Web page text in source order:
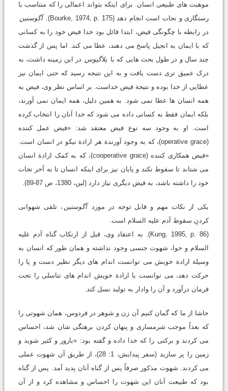
موهبت های طبیعی انسان. برای اینکه بتواند اعمالی را که متناسب با
رستگاری و نجات است انجام دهد (Bourke, 1974, p. 175).
آگوستین
در رابطه با چگونگی فیض، ابتدا قائل بود خدا فیض خود را به کسانی
که با ایمان به انجیل پاسخ می دهند، عطا می کند. اما پس از گذشت
چند سال و در طول بحث هایی که با پلاگیوس در این زمینه داشت، به
درک عمیق تری دست یافت و به این نتیجه رسید که حتی ایمان نیز
عطایی از خدا بوده و نتیجة فیض خداست. بر اساس نظر وی، فیض به
همه انسان ها عطا نمی شود. به همین دلیل، همه ایمان نمی آورند،
بلکه ایمان فقط به کسانی داده می شود که خدا آنان را انتخاب کرده
است. او به وجود سه نوع فیض معتقد شد: «فیض عمل کننده
(operative grace)، که به وجود آورندة هر ارادة نیکو در انسان است.
«فیض همکاری کننده (cooperative grace)، که به کمک ارادة انسان
می شتابد تا سقوط نکند و پایان نیز برای اینکه انسان تا به آخر نجات
خود را داشته باشد، به فیض دیگری نیاز دارد (لین، 1380، ص 87-89).
یکی از نکات مهم و قابل توجه در مورد آگوستین ، تلقی شهوانی
کردنِ سقوط آدم علیه السلام است.
(Kung, 1995, p. 86). به اعتقاد وی، قبل از ارتکاب گناه آدم علیه
السلام و حوا، شهوت جنسی وجود نداشته و همان طور که انسان به
وسیلة ارادة خویش می توانست اندام های دیگر نظیر دست و پا را
حرکت دهد، می توانست با ارادة خویش اندام های تناسلی را تحت
فرمان درآورد و آن را وادار به تولید نسل کند.
حاشا از ما که گمان کنیم آن زن و شوهر در فردوس، همان شهوتی را
که بعداً موجب شرمساری و پنهان کردن برهنگی شان شد، احساس
می کردند و برکتی را که خدا داده و گفته بود: «بارور و کثیر شوید و
زمین را پر سازید (سفر پیدایش، 1: 28)، از طریق آن شهوت عملی
می کردند. شهوت مذکور صرفاً پس از گناه آنان پدید آمد. پس از گناه
بود که طبیعت آنان این شهوت را احساس و مشاهده کرد و از آن